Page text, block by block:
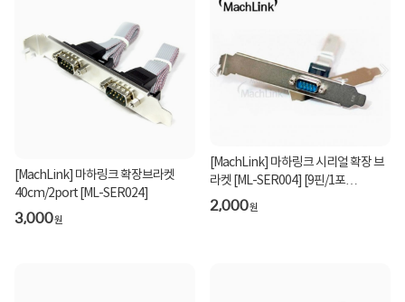
[MachLink] 마하링크 확장브라켓
40cm/2port [ML-SER024]
3,000원
[MachLink] 마하링크 시리얼 확장 브
라켓 [ML-SER004] [9핀/1포
트/LP/40CM]
2,000원